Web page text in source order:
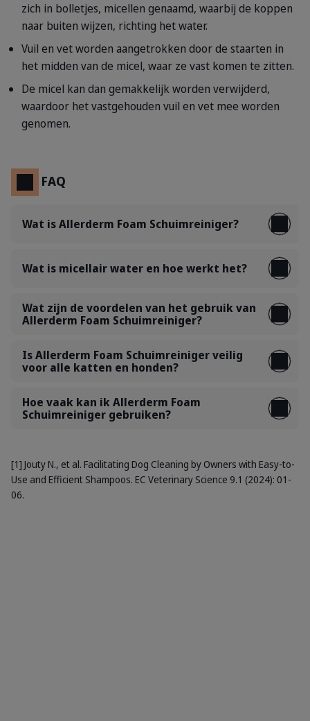
zich in bolletjes, micellen genaamd, waarbij de koppen
naar buiten wijzen, richting het water.
Vuil en vet worden aangetrokken door de staarten in
het midden van de micel, waar ze vast komen te zitten.
De micel kan dan gemakkelijk worden verwijderd,
waardoor het vastgehouden vuil en vet mee worden
genomen.
FAQ
Wat is Allerderm Foam Schuimreiniger?
Wat is micellair water en hoe werkt het?
Wat zijn de voordelen van het gebruik van
Allerderm Foam Schuimreiniger?
Is Allerderm Foam Schuimreiniger veilig
voor alle katten en honden?
Hoe vaak kan ik Allerderm Foam
Schuimreiniger gebruiken?
[1] Jouty N., et al. Facilitating Dog Cleaning by Owners with Easy-to-
Use and Efficient Shampoos. EC Veterinary Science 9.1 (2024): 01-
06.